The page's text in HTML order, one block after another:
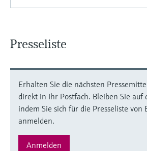
Presseliste
Erhalten Sie die nächsten
direkt in Ihr Postfach. Bleiben Sie auf
indem Sie sich für die Presseliste von
anmelden.
Anmelden